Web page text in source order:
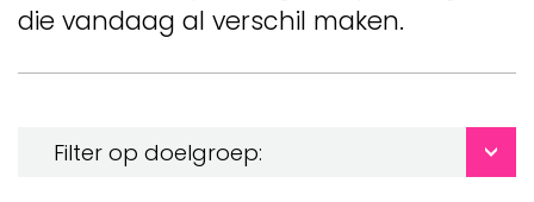
die vandaag al verschil maken.